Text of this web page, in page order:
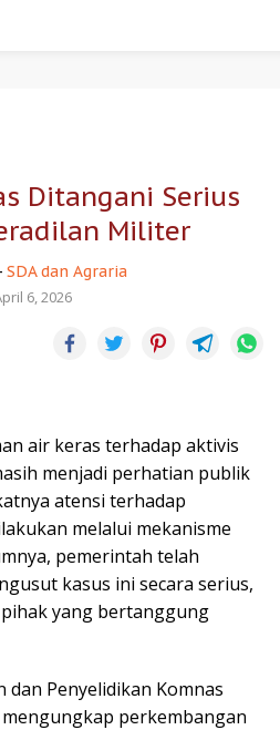
Ditangani Serius
Militer
SDA dan Agraria
6, 2026
air keras terhadap aktivis
menjadi perhatian publik
atensi terhadap
melalui mekanisme
pemerintah telah
kasus ini secara serius,
yang bertanggung
dan Penyelidikan Komnas
mengungkap perkembangan